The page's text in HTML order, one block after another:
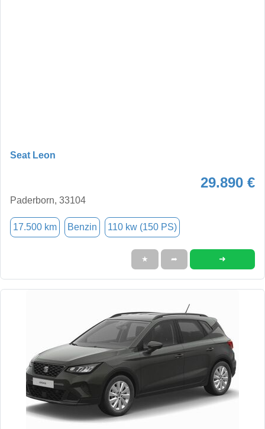
Seat Leon
29.890 €
Paderborn, 33104
17.500 km Benzin 110 kw (150 PS)
★ ➦ ➜